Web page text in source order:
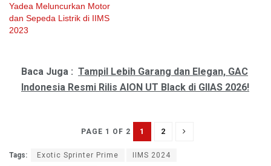
Yadea Meluncurkan Motor
dan Sepeda Listrik di IIMS
2023
Baca Juga : Tampil Lebih Garang dan Elegan, GAC
Indonesia Resmi Rilis AION UT Black di GIIAS 2026!
PAGE 1 OF 2 1 2
Tags: Exotic Sprinter Prime IIMS 2024